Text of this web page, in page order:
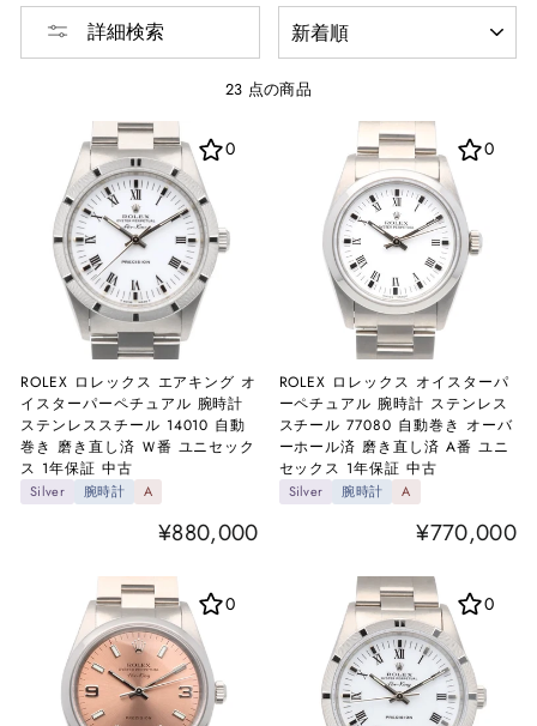
詳細検索
び
替
23 点の商品
ROLEX ロレックス エアキング オ
イスターパーペチュアル 腕時計
ステンレススチール 14010 自動
巻き 磨き直し済 Ｗ番 ユニセック
ス 1年保証 中古
Silver 腕時計 A
¥880,000
0
ROLEX ロレックス オイスターパ
ーペチュアル 腕時計 ステンレス
スチール 77080 自動巻き オーバ
ーホール済 磨き直し済 A番 ユニ
セックス 1年保証 中古
Silver 腕時計 A
¥770,000
0
0 0